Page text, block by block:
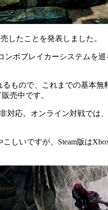
したことを発表しました。
ボブレイカーシステムを
るもので、これまでの基
売中です。
応。オンライン対戦では
しいですが、Steam版は